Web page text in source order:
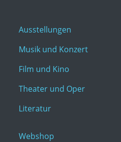
Ausstellungen
Musik und Konzert
Film und Kino
Theater und Oper
Literatur
Webshop